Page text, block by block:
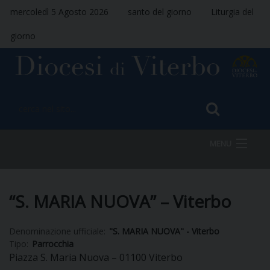
mercoledì 5 Agosto 2026 santo del giorno Liturgia del
giorno
VESCOVO
“S. MARIA NUOVA” – Viterbo
Denominazione ufficiale:
"S. MARIA NUOVA" - Viterbo
Tipo:
Parrocchia
Piazza S. Maria Nuova – 01100 Viterbo